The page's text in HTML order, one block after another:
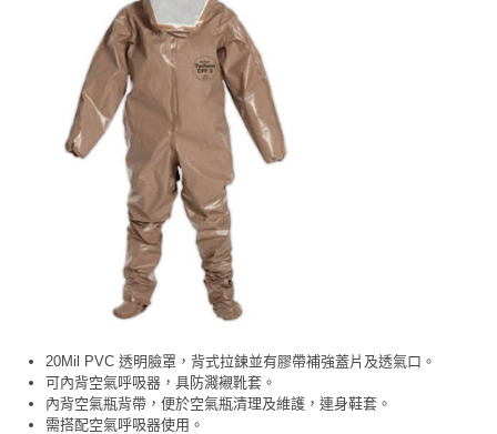
20Mil PVC 透明臉罩，背式拉鍊並有膠帶補強蓋片及透氣口。
可內背空氣呼吸器，具防濺襯靴套。
內背空氣瓶背帶，便於空氣瓶清理及維護，連身鞋套。
需搭配空氣呼吸器使用。